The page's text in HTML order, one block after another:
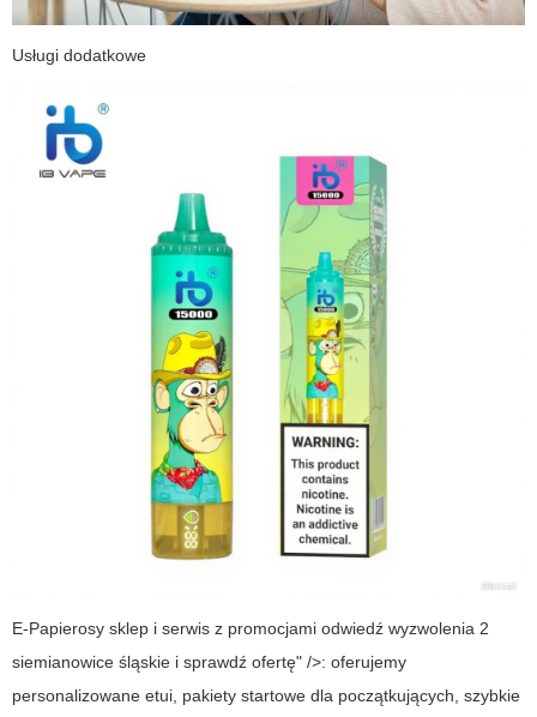
Usługi dodatkowe
E-Papierosy sklep i serwis z promocjami odwiedź wyzwolenia 2
siemianowice śląskie i sprawdź ofertę" />: oferujemy
personalizowane etui, pakiety startowe dla początkujących, szybkie